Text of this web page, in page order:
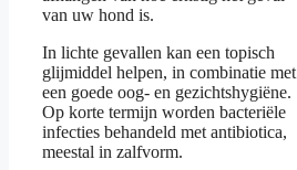
van uw hond is.
In lichte gevallen kan een topisch
glijmiddel helpen, in combinatie met
een goede oog- en gezichtshygiëne.
Op korte termijn worden bacteriële
infecties behandeld met antibiotica,
meestal in zalfvorm.